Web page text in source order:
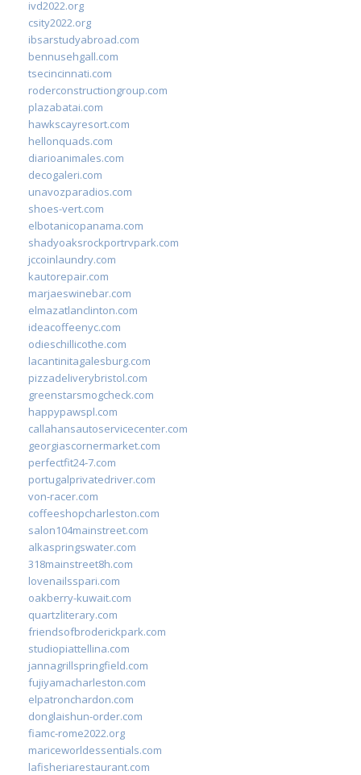
ivd2022.org
csity2022.org
ibsarstudyabroad.com
bennusehgall.com
tsecincinnati.com
roderconstructiongroup.com
plazabatai.com
hawkscayresort.com
hellonquads.com
diarioanimales.com
decogaleri.com
unavozparadios.com
shoes-vert.com
elbotanicopanama.com
shadyoaksrockportrvpark.com
jccoinlaundry.com
kautorepair.com
marjaeswinebar.com
elmazatlanclinton.com
ideacoffeenyc.com
odieschillicothe.com
lacantinitagalesburg.com
pizzadeliverybristol.com
greenstarsmogcheck.com
happypawspl.com
callahansautoservicecenter.com
georgiascornermarket.com
perfectfit24-7.com
portugalprivatedriver.com
von-racer.com
coffeeshopcharleston.com
salon104mainstreet.com
alkaspringswater.com
318mainstreet8h.com
lovenailsspari.com
oakberry-kuwait.com
quartzliterary.com
friendsofbroderickpark.com
studiopiattellina.com
jannagrillspringfield.com
fujiyamacharleston.com
elpatronchardon.com
donglaishun-order.com
fiamc-rome2022.org
mariceworldessentials.com
lafisheriarestaurant.com